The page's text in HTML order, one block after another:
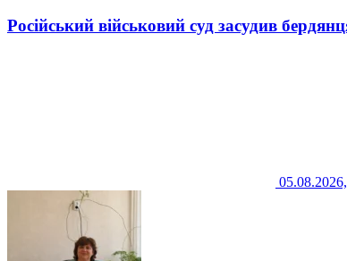
Російський військовий суд засудив